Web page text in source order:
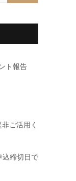
ト報告
ご活用く
込締切日で